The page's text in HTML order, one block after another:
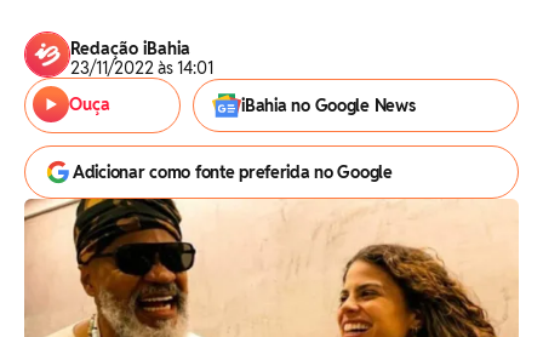
Redação iBahia
23/11/2022 às 14:01
Ouça
iBahia no Google News
Adicionar como fonte preferida no Google